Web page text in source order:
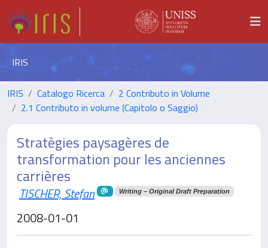
IRIS
IRIS Catalogo Ricerca
2 Contributo in Volume
2.1 Contributo in volume (Capitolo o Saggio)
Stratègies paysagères de
transformation pour les anciennes
carrières
TISCHER, Stefan Writing – Original Draft Preparation
2008-01-01